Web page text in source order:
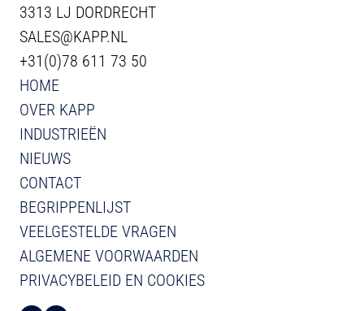
3313 LJ DORDRECHT
SALES@KAPP.NL
+31(0)78 611 73 50
HOME
OVER KAPP
INDUSTRIEËN
NIEUWS
CONTACT
BEGRIPPENLIJST
VEELGESTELDE VRAGEN
ALGEMENE VOORWAARDEN
PRIVACYBELEID EN COOKIES